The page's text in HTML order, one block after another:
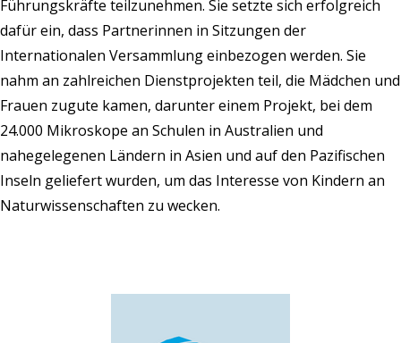
Führungskräfte teilzunehmen. Sie setzte sich erfolgreich
dafür ein, dass Partnerinnen in Sitzungen der
Internationalen Versammlung einbezogen werden. Sie
nahm an zahlreichen Dienstprojekten teil, die Mädchen und
Frauen zugute kamen, darunter einem Projekt, bei dem
24.000 Mikroskope an Schulen in Australien und
nahegelegenen Ländern in Asien und auf den Pazifischen
Inseln geliefert wurden, um das Interesse von Kindern an
Naturwissenschaften zu wecken.